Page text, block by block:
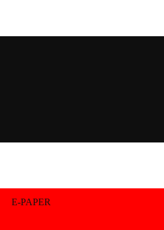
E-PAPER